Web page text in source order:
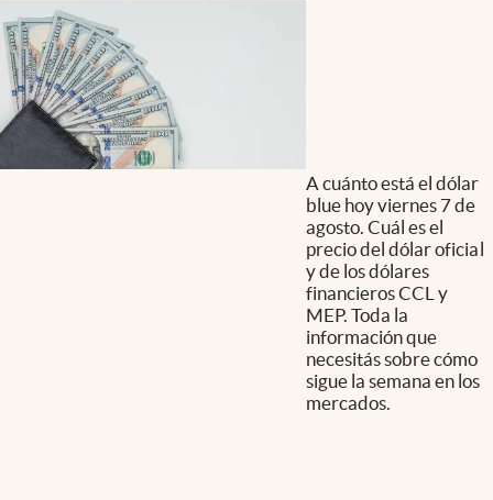
A cuánto está el dólar
blue hoy viernes 7 de
agosto. Cuál es el
precio del dólar oficial
y de los dólares
financieros CCL y
MEP. Toda la
información que
necesitás sobre cómo
sigue la semana en los
mercados.